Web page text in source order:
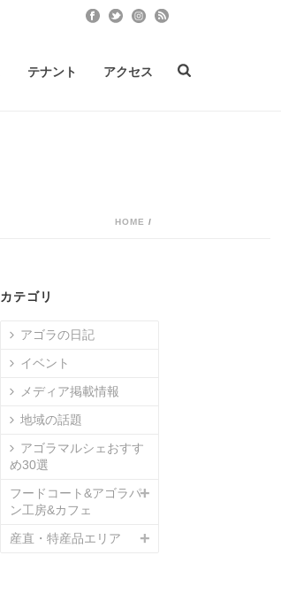
テナント アクセス
HOME /
カテゴリ
アゴラの日記
イベント
メディア掲載情報
地域の話題
アゴラマルシェおすす
め30選
フードコート&アゴラパ
ン工房&カフェ
産直・特産品エリア